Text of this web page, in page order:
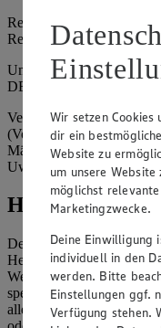
Registergericht:
Registernummer: HRA
Umsatzsteuer-
DE815916131
Vertretungsberechtigte:
(Vorstandsmitglied),
Mäder
Uwe Kohler
Hinweise
Der Inhalt dieser Website
Herausgeber gewährt
Website bereitgestellten
speichern und zu
allerdings die
Wir setzen Cookies
dir ein
Website zu
um unsere
möglichst
Marketingzwecke.
Deine Einwilligung
individuell in den
werden. Bitte
Einstellungen ggf.
Verfügung stehen.